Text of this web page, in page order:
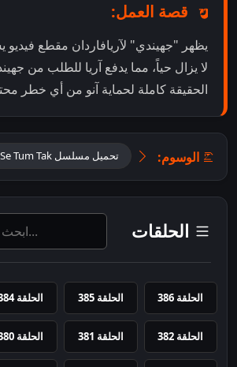
قصة العمل:
يظهر "جهيندي" لآريافاردان مقطع فيديو
لا يزال حياً، مما يدفع آريا للطلب من
الحقيقة كاملة لحماية آنو من أي خطر
الوسوم: تحميل مسلسل Tum Se Tum Tak مترجم
الحلقات
الحلقة 386 الحلقة 385 الحلقة 384
الحلقة 382 الحلقة 381 الحلقة 380